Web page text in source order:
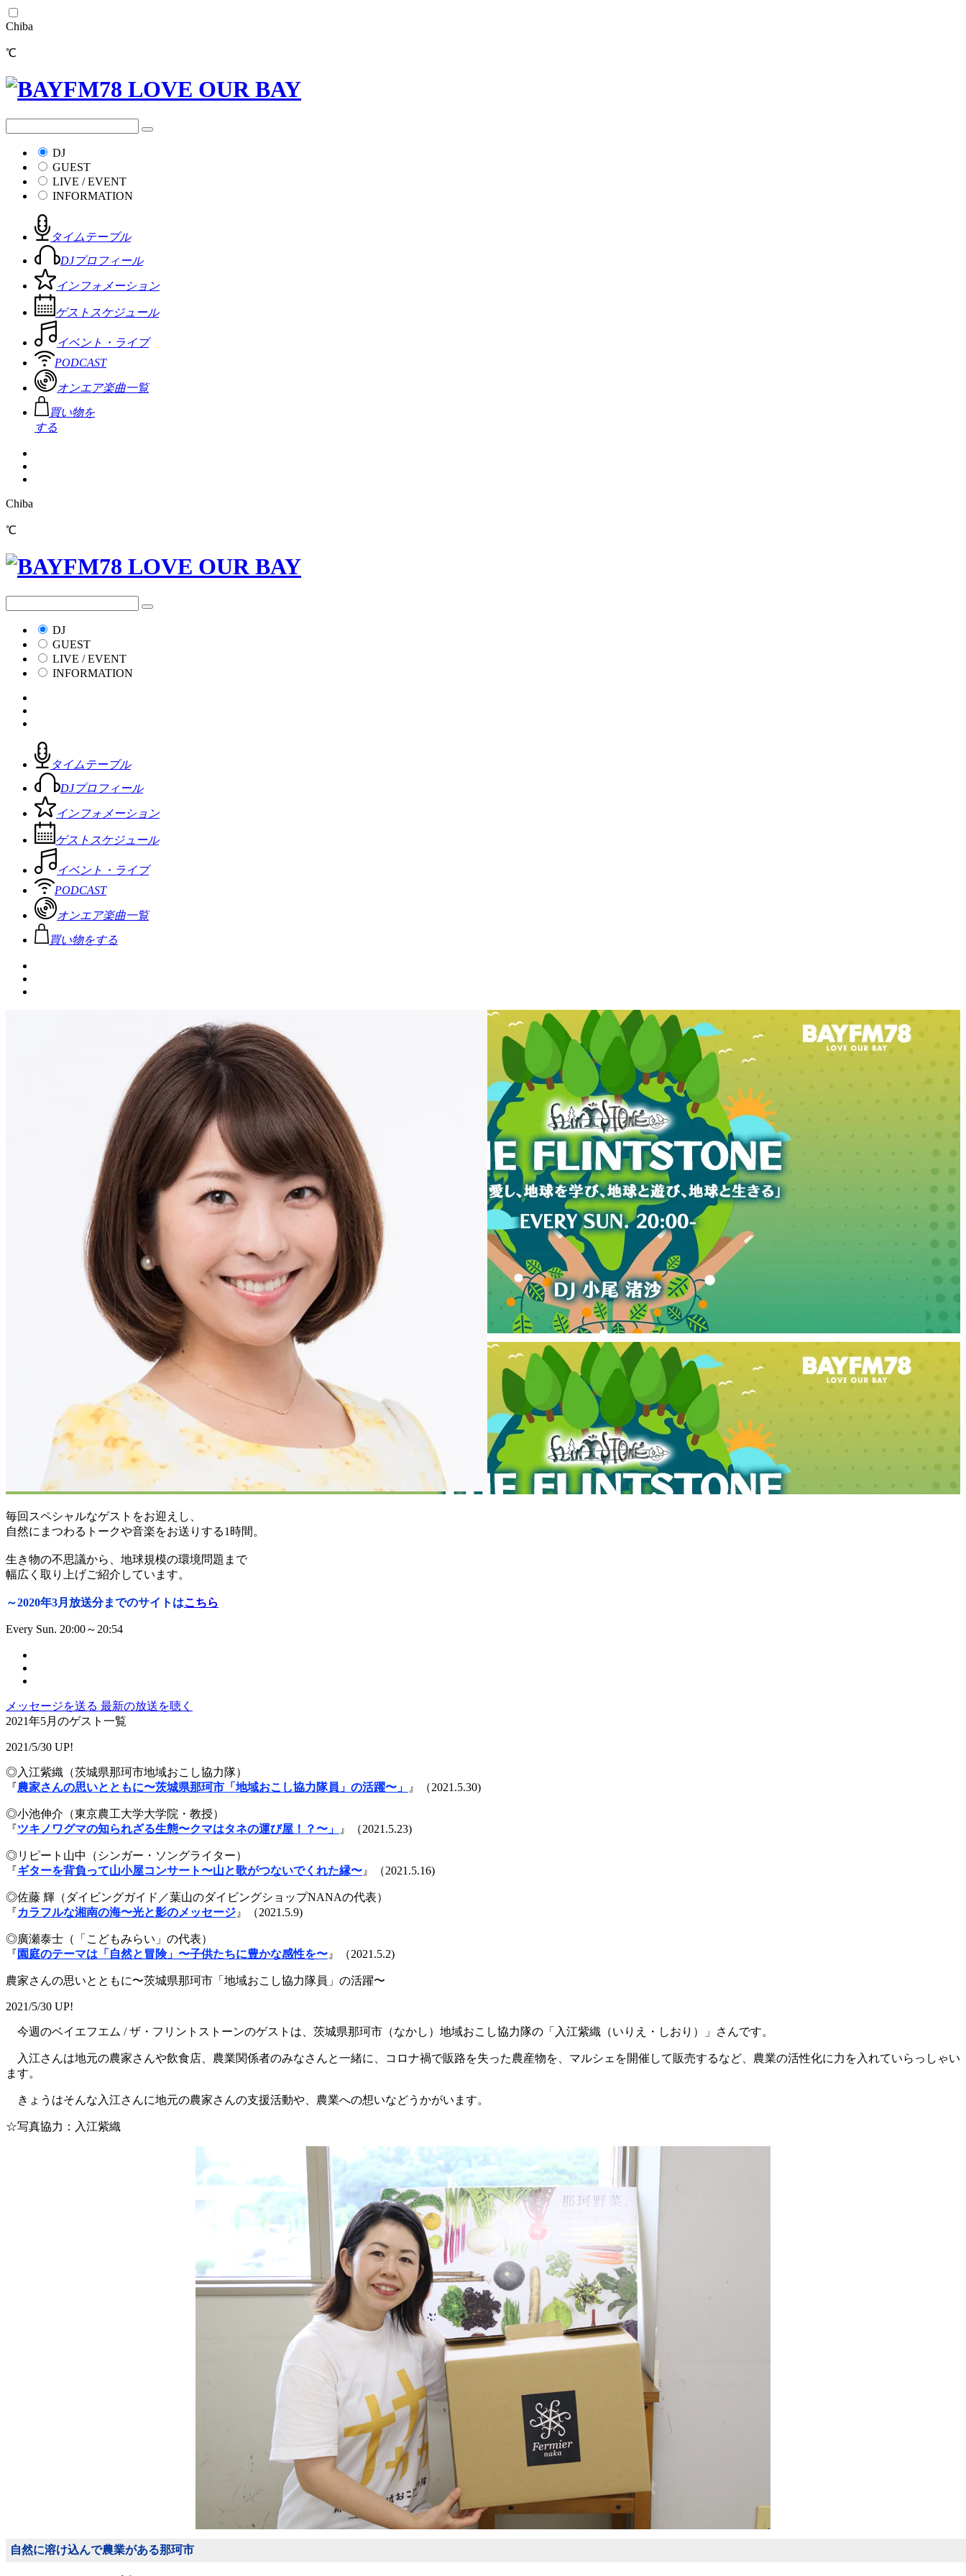
Chiba
℃
DJ
GUEST
LIVE / EVENT
INFORMATION
タイムテーブル
DJプロフィール
インフォメーション
ゲストスケジュール
イベント・ライブ
PODCAST
オンエア楽曲一覧
買い物を
する
Chiba
℃
DJ
GUEST
LIVE / EVENT
INFORMATION
タイムテーブル
DJプロフィール
インフォメーション
ゲストスケジュール
イベント・ライブ
PODCAST
オンエア楽曲一覧
買い物をする
毎回スペシャルなゲストをお迎えし、
自然にまつわるトークや音楽をお送りする1時間。
生き物の不思議から、地球規模の環境問題まで
幅広く取り上げご紹介しています。
～2020年3月放送分までのサイトはこちら
Every Sun. 20:00～20:54
メッセージを送る 最新の放送を聴く
2021年5月のゲスト一覧
2021/5/30 UP!
◎入江紫織（茨城県那珂市地域おこし協力隊）
『農家さんの思いとともに〜茨城県那珂市「地域おこし協力隊員」の活躍〜」 』（2021.5.30)
◎小池伸介（東京農工大学大学院・教授）
『ツキノワグマの知られざる生態〜クマはタネの運び屋！？〜」 』（2021.5.23)
◎リピート山中（シンガー・ソングライター）
『ギターを背負って山小屋コンサート〜山と歌がつないでくれた縁〜 』（2021.5.16)
◎佐藤 輝（ダイビングガイド／葉山のダイビングショップNANAの代表）
『カラフルな湘南の海〜光と影のメッセージ 』（2021.5.9)
◎廣瀬泰士（「こどもみらい」の代表）
『園庭のテーマは「自然と冒険」〜子供たちに豊かな感性を〜 』（2021.5.2)
農家さんの思いとともに〜茨城県那珂市「地域おこし協力隊員」の活躍〜
2021/5/30 UP!
今週のベイエフエム / ザ・フリントストーンのゲストは、茨城県那珂市（なかし）地域おこし協力隊の「入江紫織（いりえ・しおり）」さんです。
入江さんは地元の農家さんや飲食店、農業関係者のみなさんと一緒に、コロナ禍で販路を失った農産物を、マルシェを開催して販売するなど、農業の活性化に力を入れていらっしゃい
ます。
きょうはそんな入江さんに地元の農家さんの支援活動や、農業への想いなどうかがいます。
☆写真協力：入江紫織
自然に溶け込んで農業がある那珂市